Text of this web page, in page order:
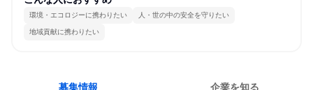
環境・エコロジーに携わりたい 人・世の中の安全を守りたい
地域貢献に携わりたい
募集情報 企業を知る